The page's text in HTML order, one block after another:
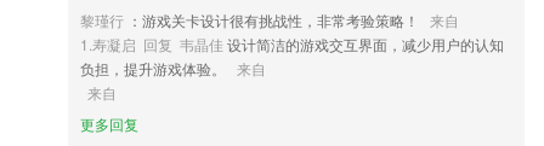
4,移送式审核订单非常轻松，选择订单就能迅速审核；
5,【离线缓存】公交车上看到爽，感觉自己萌萌哒。
6,【海量资讯】热点内容搞笑娱乐应有尽有。
欧宝线上平台软件优势
黎瑾行 ：游戏关卡设计很有挑战性，非常考验策略！
来自
1.寿凝启 回复 韦晶佳 设计简洁的游戏交互界面，减少用户的认知
负担，提升游戏体验。
来自
来自
更多回复